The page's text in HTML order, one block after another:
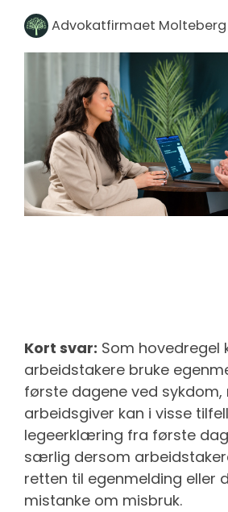
Advokatfirmaet Molteberg
Kort svar: Som hovedregel
arbeidstakere bruke
første dagene ved sykdom,
arbeidsgiver kan i visse
legeerklæring fra første
særlig dersom
retten til egenmelding eller
mistanke om misbruk.